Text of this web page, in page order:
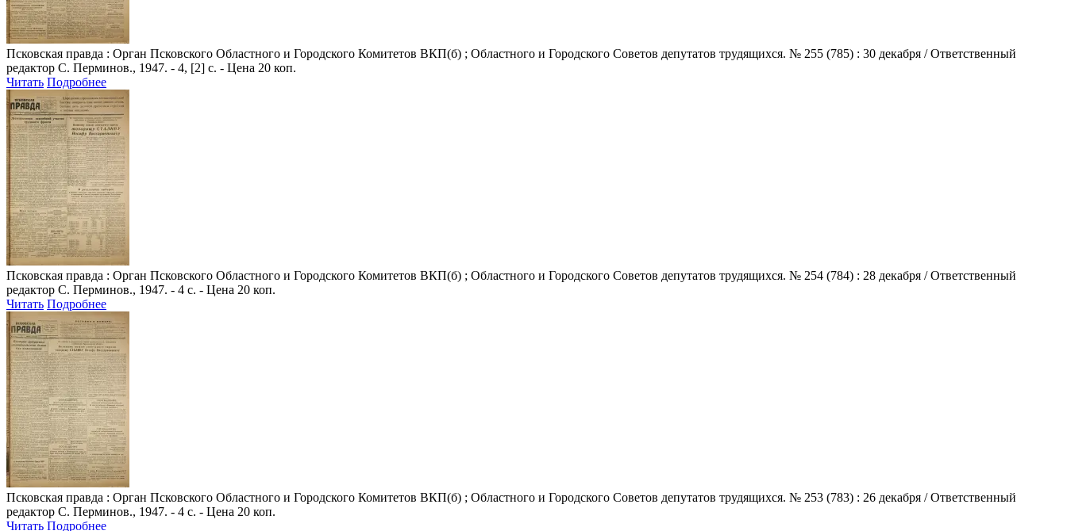
Псковская правда : Орган Псковского Областного и Городского Комитетов ВКП(б) ; Областного и Городского Советов депутатов трудящихся. № 255 (785) : 30 декабря / Ответственный
редактор С. Перминов., 1947. - 4, [2] с. - Цена 20 коп.
Читать Подробнее
Псковская правда : Орган Псковского Областного и Городского Комитетов ВКП(б) ; Областного и Городского Советов депутатов трудящихся. № 254 (784) : 28 декабря / Ответственный
редактор С. Перминов., 1947. - 4 с. - Цена 20 коп.
Читать Подробнее
Псковская правда : Орган Псковского Областного и Городского Комитетов ВКП(б) ; Областного и Городского Советов депутатов трудящихся. № 253 (783) : 26 декабря / Ответственный
редактор С. Перминов., 1947. - 4 с. - Цена 20 коп.
Читать Подробнее